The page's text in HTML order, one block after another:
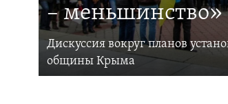
– меньшинство»
Дискуссия вокруг планов
общины Крыма